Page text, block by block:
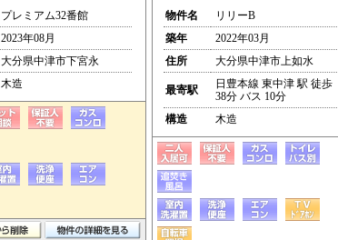
プレミアム32番館
2023年08月
大分県中津市下宮永
木造
物件名
リリーB
築年
2022年03月
住所
大分県中津市上如水
最寄駅
日豊本線 東中津 駅 徒歩
38分 バス 10分
構造
木造